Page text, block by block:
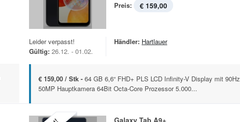
Preis: € 159,00
Leider verpasst!
Gültig: 26.12. - 01.02.
Händler: Hartlauer
€ 159,00 / Stk - 64 GB 6,6“ FHD+ PLS LCD Infinity-V Display mit 90Hz
50MP Hauptkamera 64Bit Octa-Core Prozessor 5.000...